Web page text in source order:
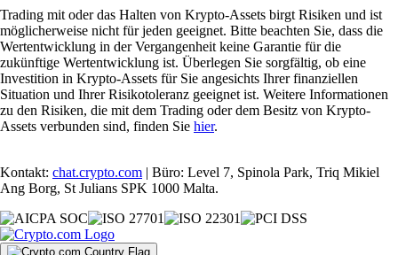
Trading mit oder das Halten von Krypto-Assets birgt Risiken und ist
möglicherweise nicht für jeden geeignet. Bitte beachten Sie, dass die
Wertentwicklung in der Vergangenheit keine Garantie für die
zukünftige Wertentwicklung ist. Überlegen Sie sorgfältig, ob eine
Investition in Krypto-Assets für Sie angesichts Ihrer finanziellen
Situation und Ihrer Risikotoleranz geeignet ist. Weitere Informationen
zu den Risiken, die mit dem Trading oder dem Besitz von Krypto-
Assets verbunden sind, finden Sie hier.
Kontakt: chat.crypto.com | Büro: Level 7, Spinola Park, Triq Mikiel
Ang Borg, St Julians SPK 1000 Malta.